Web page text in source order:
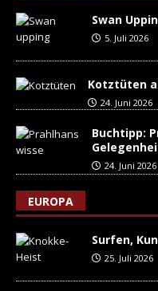
Swan
5. Juli 2026
Kotztüten
24. Juni 2026
Buchtipp:
24. Juni 2026
EUROPA
Surfen,
25. Juli 2026